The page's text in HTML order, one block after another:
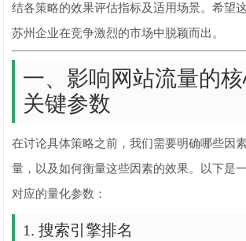
结各策略的效果评估指标及适用场景。希望
苏州企业在竞争激烈的市场中脱颖而出。
一、影响网站流量的
关键参数
在讨论具体策略之前，我们需要明确哪些因
量，以及如何衡量这些因素的效果。以下是
对应的量化参数：
1. 搜索引擎排名